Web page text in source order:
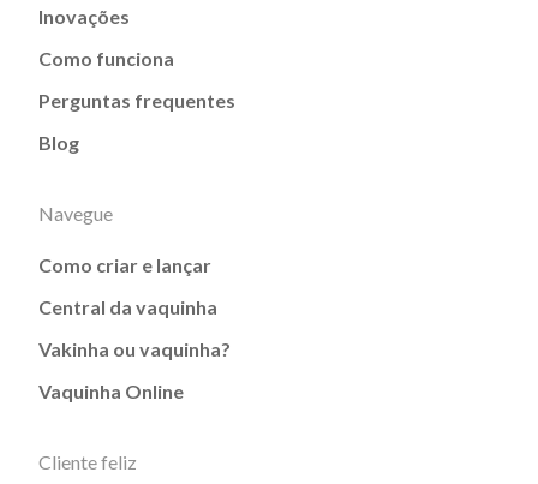
Inovações
Como funciona
Perguntas frequentes
Blog
Navegue
Como criar e lançar
Central da vaquinha
Vakinha ou vaquinha?
Vaquinha Online
Cliente feliz